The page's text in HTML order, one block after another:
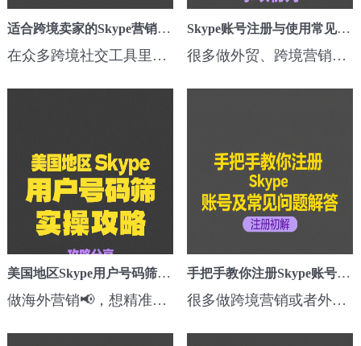
适合跨境卖家的Skype营销技巧与应用场景
在众多跨境社交工具里，Skype依然是一款不可忽视的利器，特别是在欧美和东南亚市场📱。很多卖家觉得Skype“过时”了，其实不然，只要用对方法，它依然能帮你搞定高质量客户！今天就来聊聊，哪些场景适合用Skype营销，以及一些实用小技巧。Skype适合用在哪些跨境场景？🌏虽然WhatsApp、Telegram用得多，但Skype在特定场景下...
Skype账号注册与使用常见注意事项合集
很多做外贸、跨境营销🌍或者海外社交的朋友，都会用Skype当作沟通工具。但新手上路时，常常会踩到一些小坑，不是注册收不到验证码📩，就是账号被风控封掉，今天我就来把这些常见问题一次性给你盘清楚！注册Skype账号要注意些什么？🔐虽然Skype注册流程不复杂，但细节别忽略👇：📧 尽量用常用邮箱注册，便于接收验证码和...
美国地区Skype用户号码筛选实操技巧
做海外营销📢，想精准找到美国本地Skype用户，很多人其实卡在“号码筛选”这一步。别着急，这篇文章带你搞清楚，美国地区Skype号码筛选到底怎么做，方法很实在，操作也不复杂！为什么要筛选美国Skype号码？🌎Skype作为跨境营销常用工具，在北美市场依然有不少企业在用，尤其是一些中小型B2B客户📈。如果能精准筛选出美国...
手把手教你注册Skype账号及常见问题解答
很多做跨境营销或者外贸的小伙伴，都会用Skype来联系海外客户📞。不过，第一次注册Skype账号的时候，可能会遇到各种小坑。别担心，这篇文章手把手带你搞定，还顺带把常见问题都给你解答清楚！注册Skype账号的步骤超简单 🎉想用Skype？只需几分钟搞定，跟着下面步骤走就行👇：打开 Skype官网点击右上角【登录】→ 选择【注...